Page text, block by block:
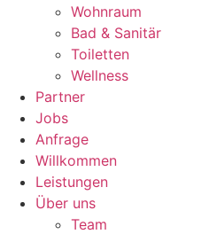
Wohnraum
Bad & Sanitär
Toiletten
Wellness
Partner
Jobs
Anfrage
Willkommen
Leistungen
Über uns
Team